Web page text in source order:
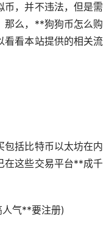
，并不违法，但是需
那么，**狗狗币怎么购
看看本站提供的相关流
包括比特币以太坊在内
在这些交易平台**成千
气**要注册)